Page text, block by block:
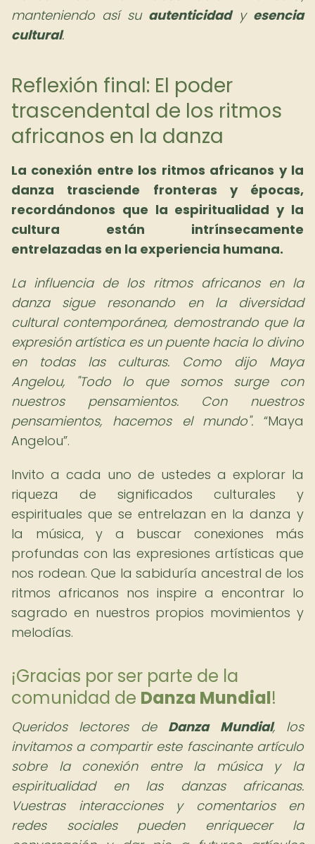
manteniendo así su autenticidady esencia
cultural.
Reflexión final: El poder
trascendental de los ritmos
africanos en la danza
La conexión entre los ritmos africanos y la
danza trasciende fronteras y épocas,
recordándonos que la espiritualidad y la
cultura están intrínsecamente
entrelazadas en la experiencia humana.
La influencia de los ritmos africanos en la
danza sigue resonando en la diversidad
cultural contemporánea, demostrando que la
expresión artística es un puente hacia lo divino
en todas las culturas. Como dijo Maya
Angelou, "Todo lo que somos surge con
nuestros pensamientos. Con nuestros
pensamientos, hacemos el mundo".
Maya
Angelou .
Invito a cada uno de ustedes a explorar la
riqueza de significados culturales y
espirituales que se entrelazan en la danza y
la música, y a buscar conexiones más
profundas con las expresiones artísticas que
nos rodean. Que la sabiduría ancestral de los
ritmos africanos nos inspire a encontrar lo
sagrado en nuestros propios movimientos y
melodías.
¡Gracias por ser parte de la
comunidad de Danza Mundial!
Queridos lectores de Danza Mundial, los
invitamos a compartir este fascinante artículo
sobre la conexión entre la música y la
espiritualidad en las danzas africanas.
Vuestras interacciones y comentarios en
redes sociales pueden enriquecer la